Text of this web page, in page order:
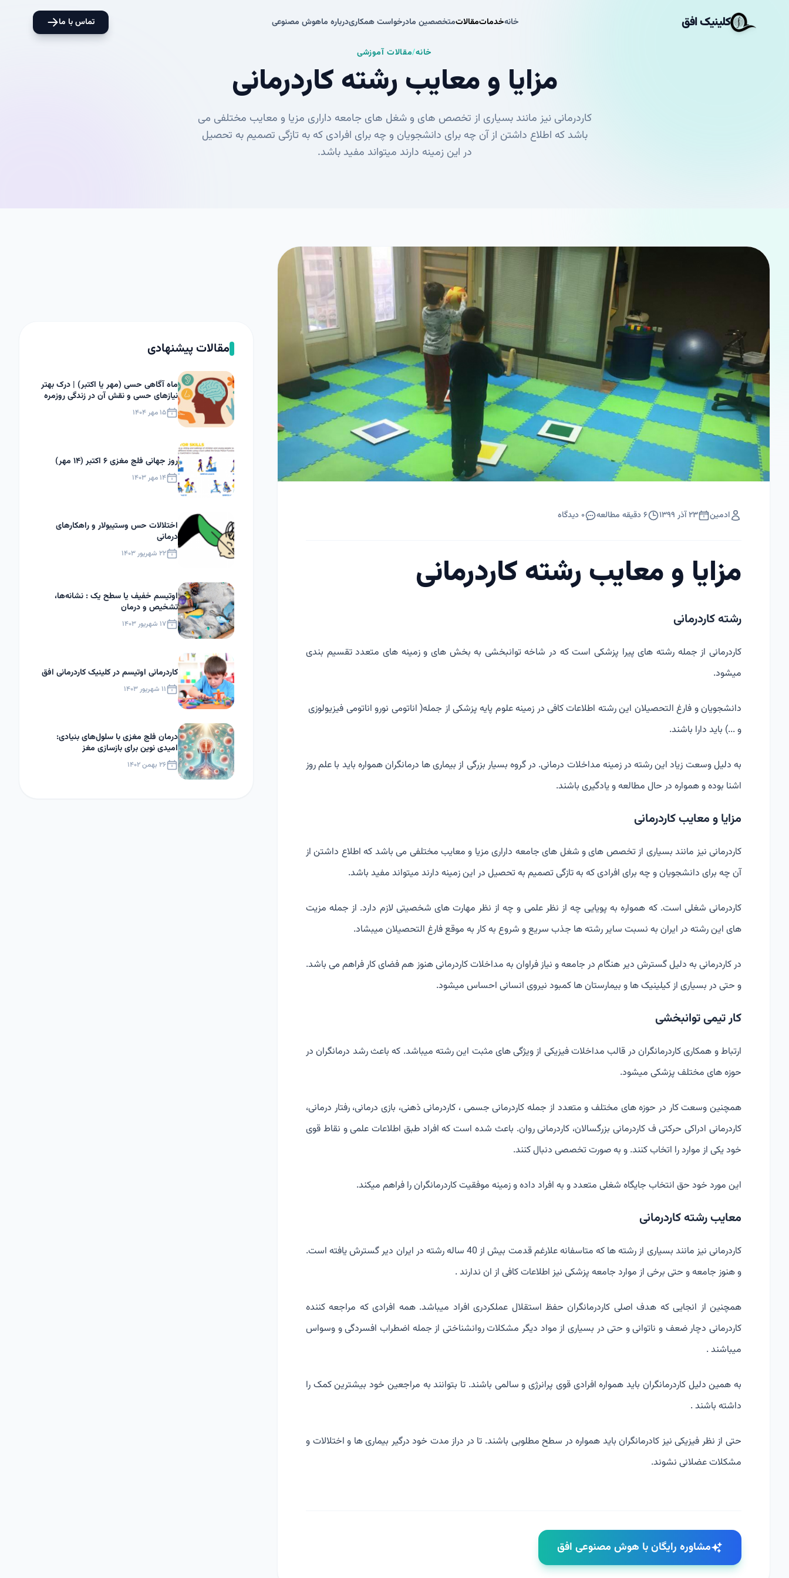
کلینیک افق
خانهخدماتمقالاتمتخصصین ما
متخصصین ما
درخواست همکاری
درخواست همکاری
درباره ماهوش مصنوعی
تماس با ما
خانه/مقالات آموزشی
مزایا و معایب رشته کاردرمانی
کاردرمانی نیز مانند بسیاری از تخصص های و شغل های جامعه داراری مزیا و معایب مختلفی می
باشد که اطلاع داشتن از آن چه برای دانشجویان و چه برای افرادی که به تازگی تصمیم به تحصیل
در این زمینه دارند میتواند مفید باشد.
ادمین ۲۳ آذر ۱۳۹۹ ۶ دقیقه مطالعه ۰ دیدگاه
مزایا و معایب رشته کاردرمانی
رشته کاردرمانی
کاردرمانی از جمله رشته های پیرا پزشکی است که در شاخه توانبخشی به بخش های و زمینه های متعدد تقسیم بندی
میشود.
دانشجویان و فارغ التحصیلان این رشته اطلاعات کافی در زمینه علوم پایه پزشکی از جمله( اناتومی نورو اناتومی فیزیولوزی
و ...) باید دارا باشند.
به دلیل وسعت زیاد این رشته در زمینه مداخلات درمانی. در گروه بسیار بزرگی از بیماری ها درمانگران همواره باید با علم روز
اشنا بوده و همواره در حال مطالعه و یادگیری باشند.
مزایا و معایب کاردرمانی
کاردرمانی نیز مانند بسیاری از تخصص های و شغل های جامعه داراری مزیا و معایب مختلفی می باشد که اطلاع داشتن از
آن چه برای دانشجویان و چه برای افرادی که به تازگی تصمیم به تحصیل در این زمینه دارند میتواند مفید باشد.
کاردرمانی شغلی است. که همواره به پویایی چه از نظر علمی و چه از نظر مهارت های شخصیتی لازم دارد. از جمله مزیت
های این رشته در ایران به نسبت سایر رشته ها جذب سریع و شروع به کار به موقع فارغ التحصیلان میبشاد.
در کاردرمانی به دلیل گسترش دیر هنگام در جامعه و نیاز فراوان به مداخلات کاردرمانی هنوز هم فضای کار فراهم می باشد.
و حتی در بسیاری از کیلینیک ها و بیمارستان ها کمبود نیروی انسانی احساس میشود.
کار تیمی توانبخشی
ارتباط و همکاری کاردرمانگران در قالب مداخلات فیزیکی از ویژگی های مثبت این رشته میباشد. که باعث رشد درمانگران در
حوزه های مختلف پزشکی میشود.
همچنین وسعت کار در حوزه های مختلف و متعدد از جمله کاردرمانی جسمی ، کاردرمانی ذهنی، بازی درمانی، رفتار درمانی،
کاردرمانی ادراکی حرکتی ف کاردرمانی بزرگسالان، کاردرمانی روان. باعث شده است که افراد طبق اطلاعات علمی و نقاط قوی
خود یکی از موارد را اتخاب کنند. و به صورت تخصصی دنبال کنند.
این مورد خود حق انتخاب جایگاه شغلی متعدد و به افراد داده و زمینه موفقیت کاردرمانگران را فراهم میکند.
معایب رشته کاردرمانی
کاردرمانی نیز مانند بسیاری از رشته ها که متاسفانه علارغم قدمت بیش از 40 ساله رشته در ایران دیر گسترش یافته است.
و هنوز جامعه و حتی برخی از موارد جامعه پزشکی نیز اطلاعات کافی از ان ندارند .
همچنین از انجایی که هدف اصلی کاردرمانگران حفظ استقلال عملکردری افراد میباشد. همه افرادی که مراجعه کننده
کاردرمانی دچار ضعف و ناتوانی و حتی در بسیاری از مواد دیگر مشکلات روانشناختی از جمله اضطراب افسردگی و وسواس
میباشند .
به همین دلیل کاردرمانگران باید همواره افرادی قوی پرانرژی و سالمی باشند. تا بتوانند به مراجعین خود بیشترین کمک را
داشته باشند .
حتی از نظر فیزیکی نیز کادرمانگران باید همواره در سطح مطلوبی باشند. تا در دراز مدت خود درگیر بیماری ها و اختلالات و
مشکلات عضلانی نشوند.
مشاوره رایگان با هوش مصنوعی افق
مقالات پیشنهادی
ماه آگاهی حسی (مهر یا اکتبر) | درک بهتر
نیازهای حسی و نقش آن در زندگی روزمره
۱۵ مهر ۱۴۰۴
روز جهانی فلج مغزی ۶ اکتبر (۱۴ مهر)
۱۴ مهر ۱۴۰۳
اختلالات حس وستیبولار و راهکارهای
درمانی
۲۲ شهریور ۱۴۰۳
اوتیسم خفیف یا سطح یک : نشانه‌ها،
تشخیص و درمان
۱۷ شهریور ۱۴۰۳
کاردرمانی اوتیسم در کلینیک کاردرمانی افق
۱۱ شهریور ۱۴۰۳
درمان فلج مغزی با سلول‌های بنیادی:
امیدی نوین برای بازسازی مغز
۲۶ بهمن ۱۴۰۲